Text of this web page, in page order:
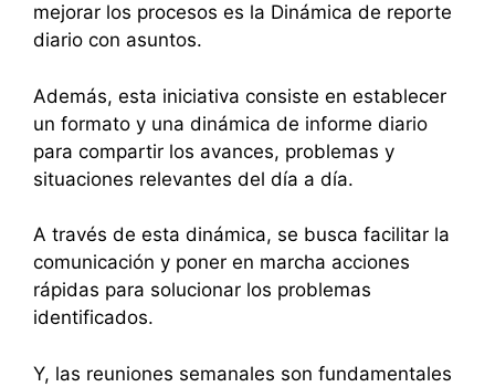
mejorar los procesos es la Dinámica de reporte
diario con asuntos.
Además, esta iniciativa consiste en establecer
un formato y una dinámica de informe diario
para compartir los avances, problemas y
situaciones relevantes del día a día.
A través de esta dinámica, se busca facilitar la
comunicación y poner en marcha acciones
rápidas para solucionar los problemas
identificados.
Y, las reuniones semanales son fundamentales